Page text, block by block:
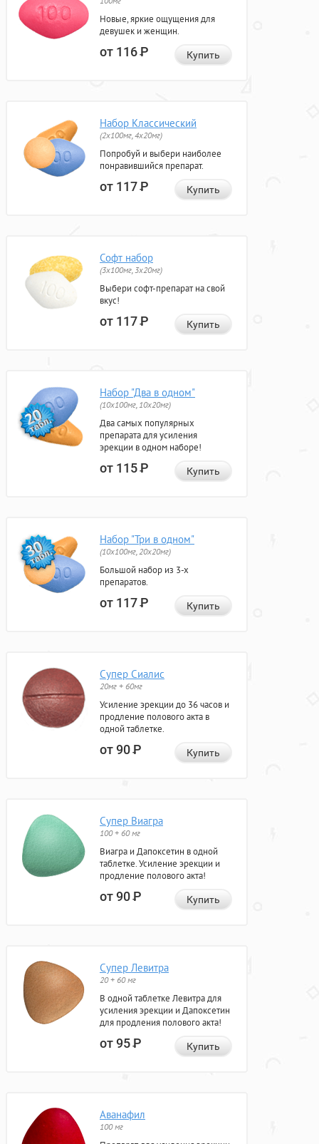
Новые, яркие ощущения для
девушек и женщин.
от 116Р Купить
Набор Классический
(2x100мг, 4x20мг)
Попробуй и выбери наиболее
понравившийся препарат.
от 117Р Купить
Софт набор
(3x100мг, 3x20мг)
Выбери софт-препарат на свой
вкус!
от 117Р Купить
Набор "Два в одном"
(10x100мг, 10x20мг)
Два самых популярных
препарата для усиления
эрекции в одном наборе!
от 115Р Купить
Набор "Три в одном"
(10x100мг, 20x20мг)
Большой набор из 3-х
препаратов.
от 117Р Купить
Супер Сиалис
20мг + 60мг
Усиление эрекции до 36 часов и
продление полового акта в
одной таблетке.
от 90Р Купить
Супер Виагра
100 + 60 мг
Виагра и Дапоксетин в одной
таблетке. Усиление эрекции и
продление полового акта!
от 90Р Купить
Супер Левитра
20 + 60 мг
В одной таблетке Левитра для
усиления эрекции и Дапоксетин
для продления полового акта!
от 95Р Купить
Аванафил
100 мг